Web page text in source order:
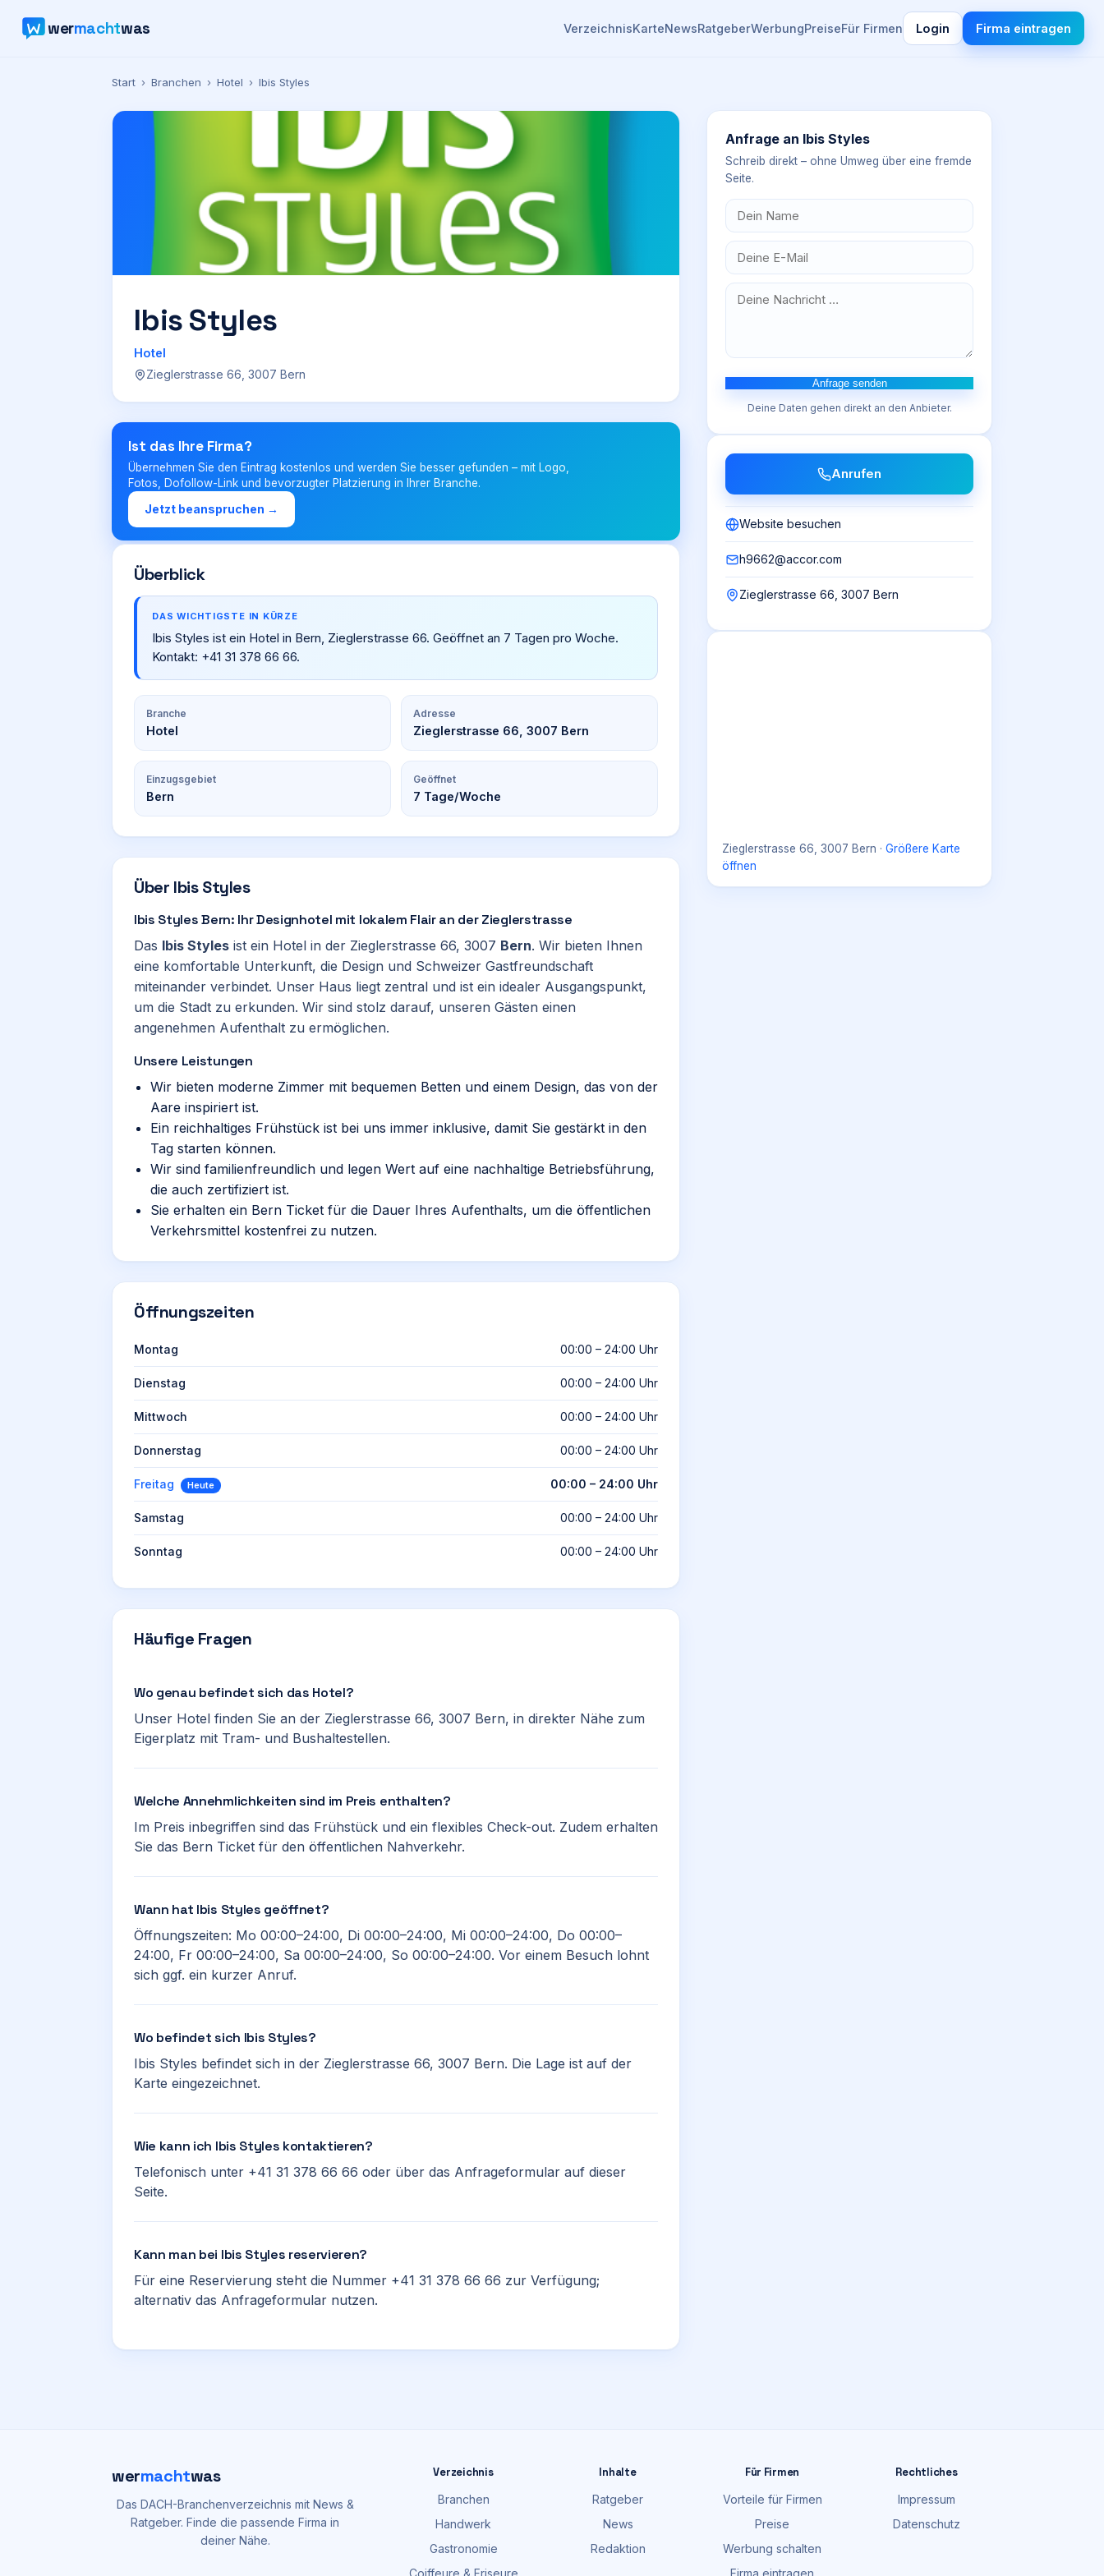
wermachtwas VerzeichnisKarteNewsRatgeberWerbungPreiseFür Firmen Login Firma eintragen
Start › Branchen › Hotel › Ibis Styles
Ibis Styles
Hotel
Zieglerstrasse 66, 3007 Bern
Ist das Ihre Firma?
Übernehmen Sie den Eintrag kostenlos und werden Sie besser gefunden – mit Logo,
Fotos, Dofollow-Link und bevorzugter Platzierung in Ihrer Branche.
Jetzt beanspruchen →
Überblick
DAS WICHTIGSTE IN KÜRZE
Ibis Styles ist ein Hotel in Bern, Zieglerstrasse 66. Geöffnet an 7 Tagen pro Woche.
Kontakt: +41 31 378 66 66.
Branche
Hotel
Adresse
Zieglerstrasse 66, 3007 Bern
Einzugsgebiet
Bern
Geöffnet
7 Tage/Woche
Über Ibis Styles
Ibis Styles Bern: Ihr Designhotel mit lokalem Flair an der Zieglerstrasse
Das Ibis Styles ist ein Hotel in der Zieglerstrasse 66, 3007 Bern. Wir bieten Ihnen
eine komfortable Unterkunft, die Design und Schweizer Gastfreundschaft
miteinander verbindet. Unser Haus liegt zentral und ist ein idealer Ausgangspunkt,
um die Stadt zu erkunden. Wir sind stolz darauf, unseren Gästen einen
angenehmen Aufenthalt zu ermöglichen.
Unsere Leistungen
Wir bieten moderne Zimmer mit bequemen Betten und einem Design, das von der
Aare inspiriert ist.
Ein reichhaltiges Frühstück ist bei uns immer inklusive, damit Sie gestärkt in den
Tag starten können.
Wir sind familienfreundlich und legen Wert auf eine nachhaltige Betriebsführung,
die auch zertifiziert ist.
Sie erhalten ein Bern Ticket für die Dauer Ihres Aufenthalts, um die öffentlichen
Verkehrsmittel kostenfrei zu nutzen.
Öffnungszeiten
Montag 00:00 – 24:00 Uhr
Dienstag 00:00 – 24:00 Uhr
Mittwoch 00:00 – 24:00 Uhr
Donnerstag 00:00 – 24:00 Uhr
Freitag Heute 00:00 – 24:00 Uhr
Samstag 00:00 – 24:00 Uhr
Sonntag 00:00 – 24:00 Uhr
Häufige Fragen
Wo genau befindet sich das Hotel?
Unser Hotel finden Sie an der Zieglerstrasse 66, 3007 Bern, in direkter Nähe zum
Eigerplatz mit Tram- und Bushaltestellen.
Welche Annehmlichkeiten sind im Preis enthalten?
Im Preis inbegriffen sind das Frühstück und ein flexibles Check-out. Zudem erhalten
Sie das Bern Ticket für den öffentlichen Nahverkehr.
Wann hat Ibis Styles geöffnet?
Öffnungszeiten: Mo 00:00–24:00, Di 00:00–24:00, Mi 00:00–24:00, Do 00:00–
24:00, Fr 00:00–24:00, Sa 00:00–24:00, So 00:00–24:00. Vor einem Besuch lohnt
sich ggf. ein kurzer Anruf.
Wo befindet sich Ibis Styles?
Ibis Styles befindet sich in der Zieglerstrasse 66, 3007 Bern. Die Lage ist auf der
Karte eingezeichnet.
Wie kann ich Ibis Styles kontaktieren?
Telefonisch unter +41 31 378 66 66 oder über das Anfrageformular auf dieser
Seite.
Kann man bei Ibis Styles reservieren?
Für eine Reservierung steht die Nummer +41 31 378 66 66 zur Verfügung;
alternativ das Anfrageformular nutzen.
Anfrage an Ibis Styles
Schreib direkt – ohne Umweg über eine fremde
Seite.
Anfrage senden
Deine Daten gehen direkt an den Anbieter.
Anrufen
Website besuchen
h9662@accor.com
Zieglerstrasse 66, 3007 Bern
Zieglerstrasse 66, 3007 Bern · Größere Karte
öffnen
wermachtwas
Das DACH-Branchenverzeichnis mit News &
Ratgeber. Finde die passende Firma in
deiner Nähe.
Verzeichnis
Branchen
Handwerk
Gastronomie
Coiffeure & Friseure
Inhalte
Ratgeber
News
Redaktion
Für Firmen
Vorteile für Firmen
Preise
Werbung schalten
Firma eintragen
Rechtliches
Impressum
Datenschutz